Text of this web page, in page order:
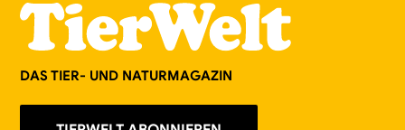
DAS TIER- UND NATURMAGAZIN